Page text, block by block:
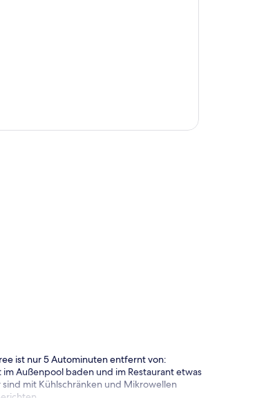
ist nur 5 Autominuten entfernt von:
im Außenpool baden und im Restaurant etwas
mit Kühlschränken und Mikrowellen